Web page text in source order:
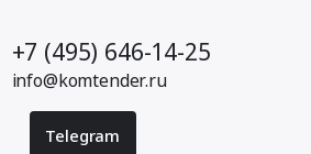
+7 (495) 646-14-25
info@komtender.ru
Telegram